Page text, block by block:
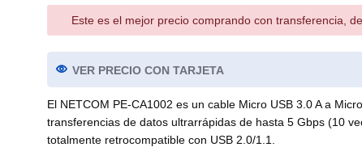
Este es el mejor precio comprando con transferencia,
VER PRECIO CON TARJETA
El NETCOM PE-CA1002 es un cable Micro USB 3.0 A a
transferencias de datos ultrarrápidas de hasta 5 Gbps (10
totalmente retrocompatible con USB 2.0/1.1.